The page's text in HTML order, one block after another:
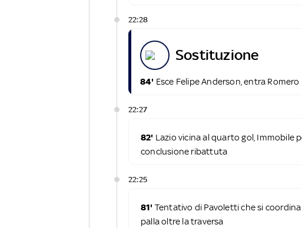
22:28
sostituzione
84' Esce Felipe Anderson, entra Romero
22:27
82' Lazio vicina al quarto gol, Immobile
conclusione ribattuta
22:25
81' Tentativo di Pavoletti che si
palla oltre la traversa